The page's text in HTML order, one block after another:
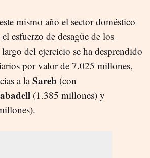
mismo año el sector doméstico
esfuerzo de desagüe de los
del ejercicio se ha desprendido
por valor de 7.025 millones,
a laSareb (con
(1.385 millones) y